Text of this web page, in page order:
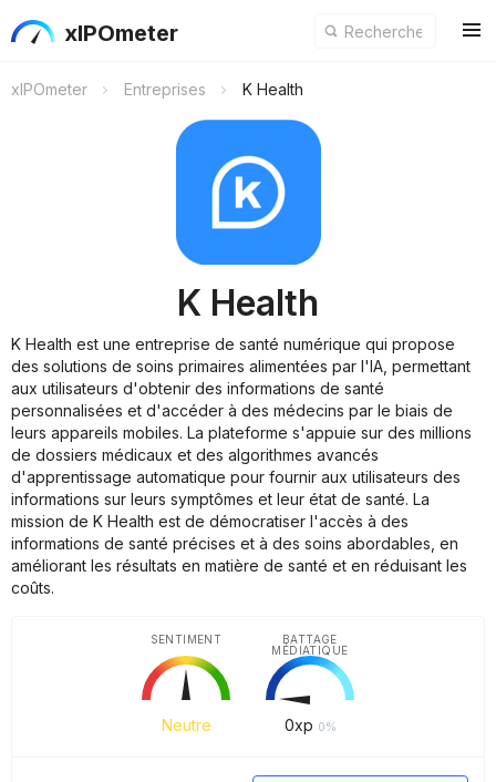
xIPOmeter
xIPOmeter Entreprises K Health
K Health
K Health est une entreprise de santé numérique qui propose
des solutions de soins primaires alimentées par l'IA, permettant
aux utilisateurs d'obtenir des informations de santé
personnalisées et d'accéder à des médecins par le biais de
leurs appareils mobiles. La plateforme s'appuie sur des millions
de dossiers médicaux et des algorithmes avancés
d'apprentissage automatique pour fournir aux utilisateurs des
informations sur leurs symptômes et leur état de santé. La
mission de K Health est de démocratiser l'accès à des
informations de santé précises et à des soins abordables, en
améliorant les résultats en matière de santé et en réduisant les
coûts.
Neutre
SENTIMENT
0xp 0%
BATTAGE
MÉDIATIQUE